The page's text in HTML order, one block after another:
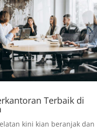
Terbaik di
kini kian beranjak dan